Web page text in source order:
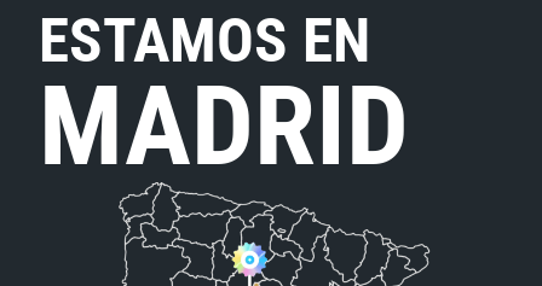
ESTAMOS EN
MADRID